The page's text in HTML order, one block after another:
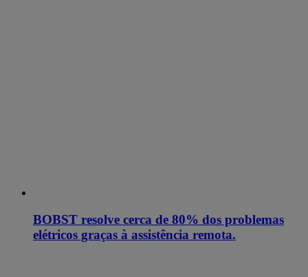
BOBST resolve cerca de 80% dos problemas
elétricos graças à assistência remota.